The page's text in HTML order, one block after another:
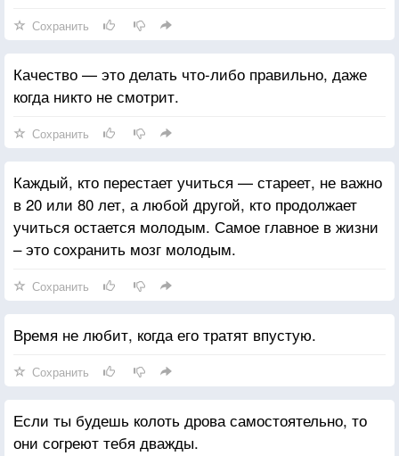
Сохранить
Качество — это делать что-либо правильно, даже
когда никто не смотрит.
Сохранить
Каждый, кто перестает учиться — стареет, не важно
в 20 или 80 лет, а любой другой, кто продолжает
учиться остается молодым. Самое главное в жизни
– это сохранить мозг молодым.
Сохранить
Время не любит, когда его тратят впустую.
Сохранить
Если ты будешь колоть дрова самостоятельно, то
они согреют тебя дважды.